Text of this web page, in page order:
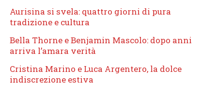
Aurisina si svela: quattro giorni di pura
tradizione e cultura
Bella Thorne e Benjamin Mascolo: dopo anni
arriva l’amara verità
Cristina Marino e Luca Argentero, la dolce
indiscrezione estiva